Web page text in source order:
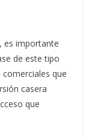
es importante
de este tipo
comerciales que
casera
que